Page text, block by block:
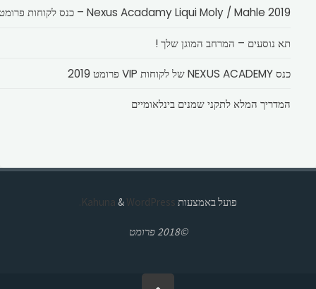
Nexus Acadamy Liqui Moly / Mahle 2019 – כנס לקוחות פרומט
תא נוסעים – המרחב המוגן שלך !
כנס NEXUS ACADEMY של לקוחות VIP פרומט 2019
המדריך המלא לתקני שמנים בינלאומיים
פועל באמצעות & WordPress.
©2018 פרומט